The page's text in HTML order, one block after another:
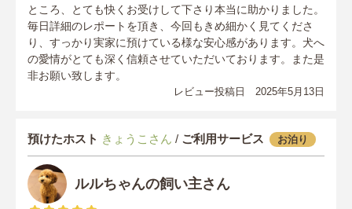
ところ、とても快くお受けして下さり本当に助かりました。
毎日詳細のレポートを頂き、今回もきめ細かく見てくださ
り、すっかり実家に預けている様な安心感があります。犬へ
の愛情がとても深く信頼させていただいております。また是
非お願い致します。
レビュー投稿日 2025年5月13日
預けたホスト きょうこさん / ご利用サービス お泊り
ルルちゃんの飼い主さん